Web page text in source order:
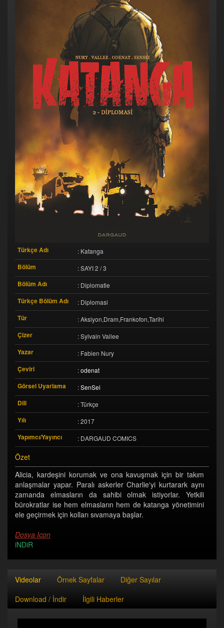
Türkçe Adı : Katanga
Bölüm : SAYI 2 / 3
Bölüm Adı : Diplomatie
Türkçe Bölüm Adı : Diplomasi
Tür : Aksiyon,Dram,Frankofon,Tarihi
Çizer : Sylvain Vallee
Yazar : Fabien Nury
Çeviri :odenat
Görsel Uyarlama :SenSei
Dili : Türkçe
Yılı : 2017
Yapımcı/Yayıncı : DARGAUD COMICS
Özet
Alicia, kardeşini korumak ve ona kavuşmak için bir takım
anlaşmalar yapar. Paralı askerler Charlie'yi kurtarark aynı
zamanda elmasların da sahibi olmak istiyorlar. Yetkili
bürokratlar ise hem elmasların hem de katanga yönetimini
ele geçirmek için kolları sıvamaya başlar.
Dosya Icon
iNDiR
Videolar Örnek Sayfalar
Diğer Sayılar
Download / İndir
İlgili Haberler